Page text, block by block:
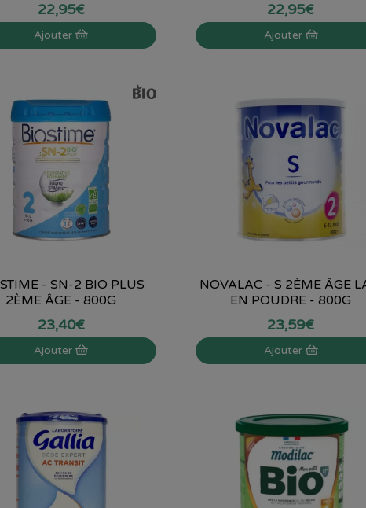
22,95€
Ajouter
22,95€
Ajouter
- SN-2 BIO PLUS
2ÈME ÂGE - 800G
23,40€
Ajouter
NOVALAC - S 2ÈME ÂGE
EN POUDRE - 800G
23,59€
Ajouter